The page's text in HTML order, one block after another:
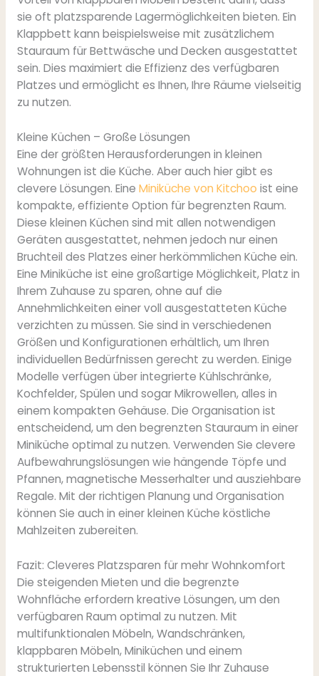
sie oft platzsparende Lagermöglichkeiten bieten. Ein
Klappbett kann beispielsweise mit zusätzlichem
Stauraum für Bettwäsche und Decken ausgestattet
sein. Dies maximiert die Effizienz des verfügbaren
Platzes und ermöglicht es Ihnen, Ihre Räume vielseitig
zu nutzen.
Kleine Küchen – Große Lösungen
Eine der größten Herausforderungen in kleinen
Wohnungen ist die Küche. Aber auch hier gibt es
clevere Lösungen. Eine Miniküche von Kitchoo ist eine
kompakte, effiziente Option für begrenzten Raum.
Diese kleinen Küchen sind mit allen notwendigen
Geräten ausgestattet, nehmen jedoch nur einen
Bruchteil des Platzes einer herkömmlichen Küche ein.
Eine Miniküche ist eine großartige Möglichkeit, Platz in
Ihrem Zuhause zu sparen, ohne auf die
Annehmlichkeiten einer voll ausgestatteten Küche
verzichten zu müssen. Sie sind in verschiedenen
Größen und Konfigurationen erhältlich, um Ihren
individuellen Bedürfnissen gerecht zu werden. Einige
Modelle verfügen über integrierte Kühlschränke,
Kochfelder, Spülen und sogar Mikrowellen, alles in
einem kompakten Gehäuse. Die Organisation ist
entscheidend, um den begrenzten Stauraum in einer
Miniküche optimal zu nutzen. Verwenden Sie clevere
Aufbewahrungslösungen wie hängende Töpfe und
Pfannen, magnetische Messerhalter und ausziehbare
Regale. Mit der richtigen Planung und Organisation
können Sie auch in einer kleinen Küche köstliche
Mahlzeiten zubereiten.
Fazit: Cleveres Platzsparen für mehr Wohnkomfort
Die steigenden Mieten und die begrenzte
Wohnfläche erfordern kreative Lösungen, um den
verfügbaren Raum optimal zu nutzen. Mit
multifunktionalen Möbeln, Wandschränken,
klappbaren Möbeln, Miniküchen und einem
strukturierten Lebensstil können Sie Ihr Zuhause